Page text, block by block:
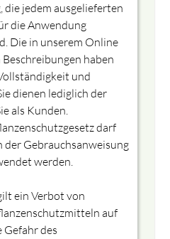
die jedem ausgelieferten
die Anwendung
Die in unserem Online
haben
und
dienen lediglich der
als Kunden.
darf
Gebrauchsanweisung
werden.
ein Verbot von
auf
Gefahr des